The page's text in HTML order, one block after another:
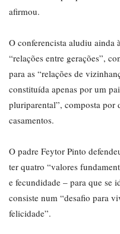
afirmou.
O conferencista aludiu ainda
“relações entre gerações”,
para as “relações de
constituída apenas por um
pluriparental”, composta por
casamentos.
O padre Feytor Pinto
ter quatro “valores
e fecundidade – para que se
consiste num “desafio para
felicidade”.